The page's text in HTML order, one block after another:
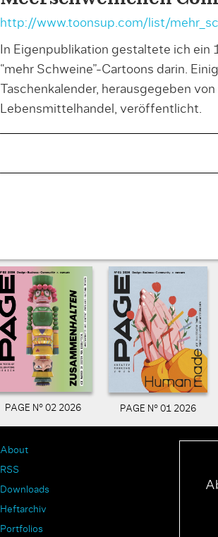
http://www.toonsup.com/list/
In Eigenpublikation gestaltete ich
“mehr Schweine”-Cartoons darin.
Taschenkalender, herausgegeben
Lebensmittelhandel, veröffentlicht.
PAGE N° 02 2026 PAGE N° 01 2026
About
RSS
Downloads
Heftarchiv
Portfolios